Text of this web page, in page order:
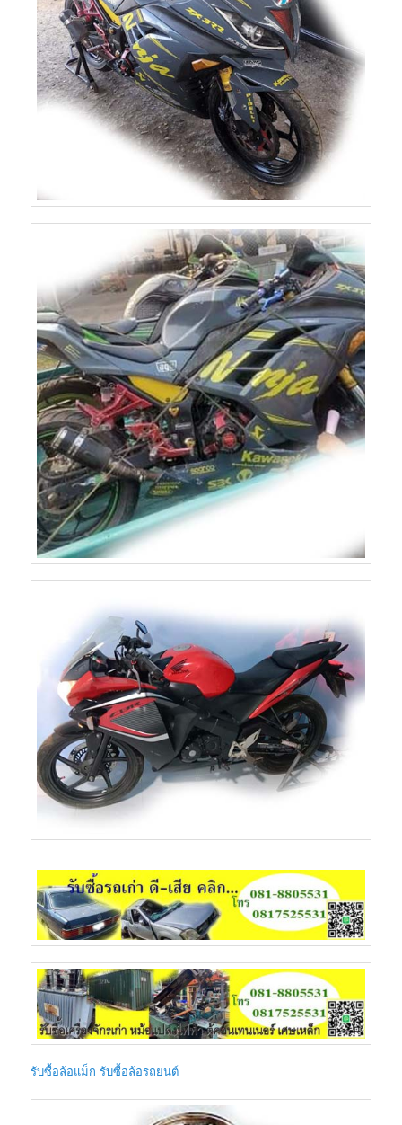
รับซื้อล้อแม็ก รับซื้อล้อรถยนต์